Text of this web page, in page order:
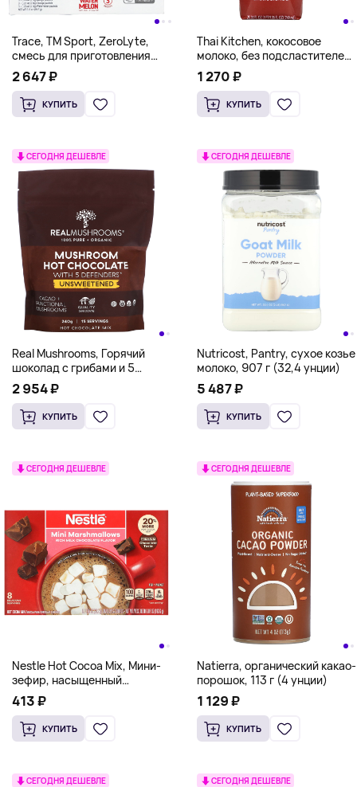
Trace, TM Sport, ZeroLyte,
смесь для приготовления
напитка с электролитами и
кокосовой водой,
разнообразный набор, 12
пакетиков, 87,9 г (3,2 унции)
2 647 ₽
КУПИТЬ
Thai Kitchen, кокосовое
молоко, без подсластителей,
749 мл (25,36 жидк. унции)
1 270 ₽
КУПИТЬ
СЕГОДНЯ ДЕШЕВЛЕ
Real Mushrooms, Горячий
шоколад с грибами и 5
защитниками, несладкий,
240 г
2 954 ₽
КУПИТЬ
СЕГОДНЯ ДЕШЕВЛЕ
Nutricost, Pantry, сухое козье
молоко, 907 г (32,4 унции)
5 487 ₽
КУПИТЬ
СЕГОДНЯ ДЕШЕВЛЕ
Nestle Hot Cocoa Mix, Мини-
зефир, насыщенный
молочный шоколад, 8
пакетиков, 24,2 г (0,85
унции)
413 ₽
КУПИТЬ
СЕГОДНЯ ДЕШЕВЛЕ
Natierra, органический какао-
порошок, 113 г (4 унции)
1 129 ₽
КУПИТЬ
СЕГОДНЯ ДЕШЕВЛЕ СЕГОДНЯ ДЕШЕВЛЕ